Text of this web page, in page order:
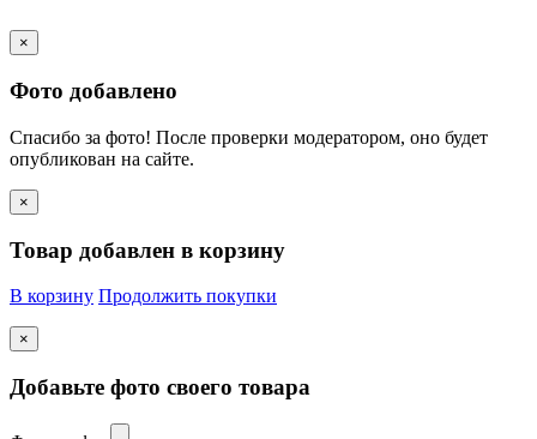
×
Фото добавлено
Спасибо за фото! После проверки модератором, оно будет
опубликован на сайте.
×
Товар добавлен в корзину
В корзину Продолжить покупки
×
Добавьте фото своего товара